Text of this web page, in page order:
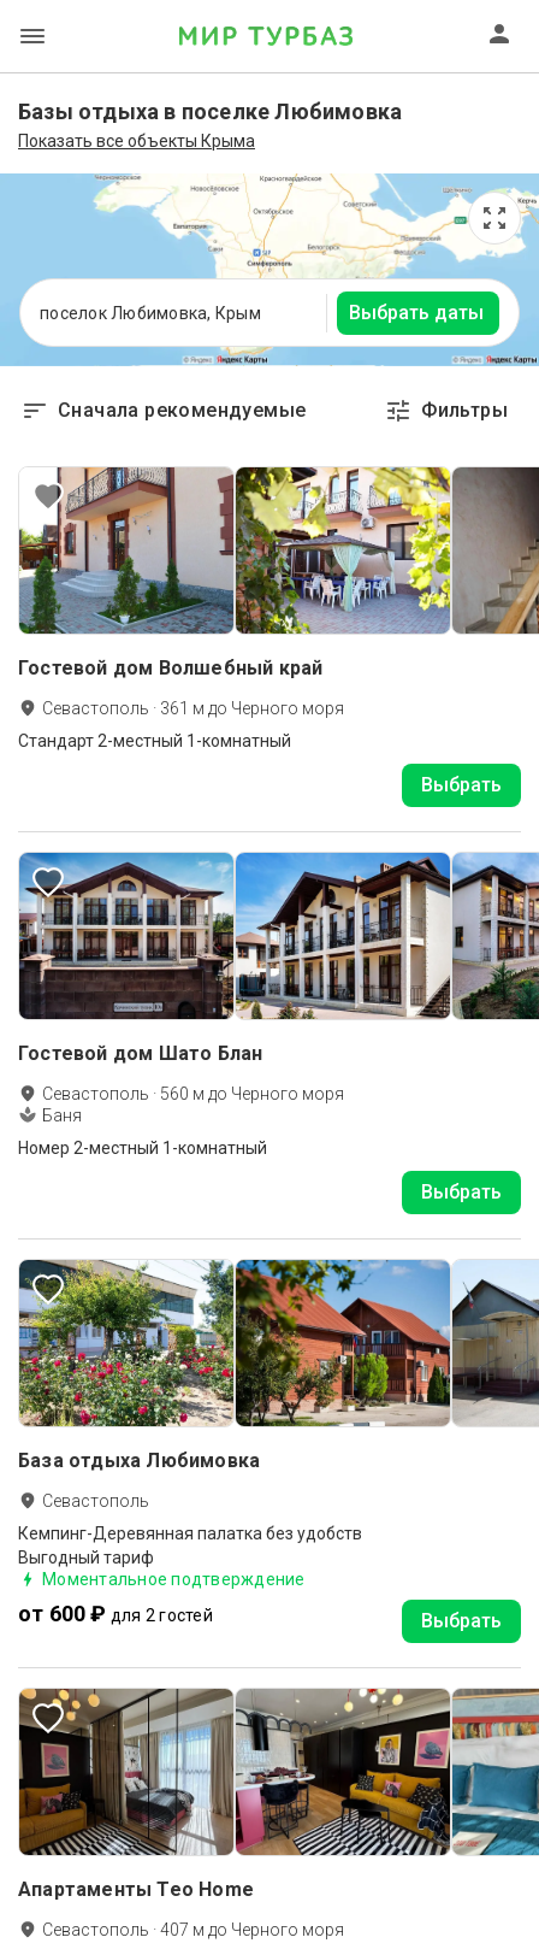
Базы отдыха в поселке Любимовка
Показать все объекты Крыма
поселок Любимовка, Крым Выбрать даты
Сначала рекомендуемые Фильтры
Гостевой дом Волшебный край
Севастополь · 361 м до Черного моря
Стандарт 2-местный 1-комнатный
Выбрать
Гостевой дом Шато Блан
Севастополь · 560 м до Черного моря
Баня
Номер 2-местный 1-комнатный
Выбрать
База отдыха Любимовка
Севастополь
Кемпинг-Деревянная палатка без удобств
Выгодный тариф
Моментальное подтверждение
от 600 ₽ для 2 гостей Выбрать
Апартаменты Teo Home
Севастополь ·407 м до Черного моря